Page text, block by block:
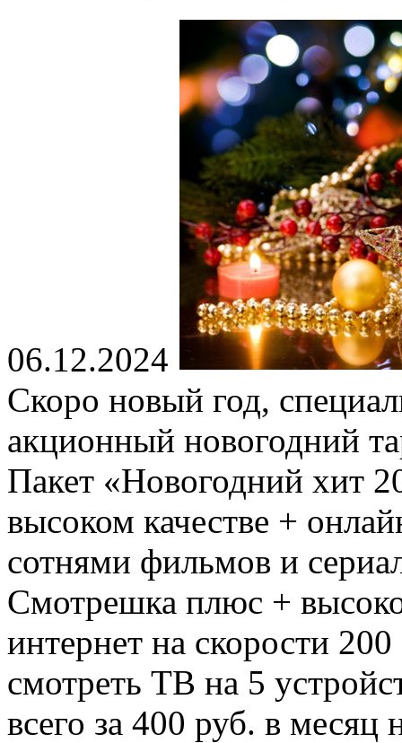
06.12.2024
Скоро новый год,
акционный новогодний
Пакет «Новогодний хит
высоком качестве +
сотнями фильмов и
Смотрешка плюс +
интернет на скорости
смотреть ТВ на 5
всего за 400 руб. в месяц